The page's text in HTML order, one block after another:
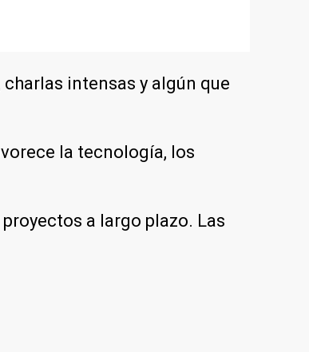
intensas y algún que
la tecnología, los
a largo plazo. Las